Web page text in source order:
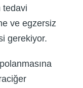
tedavi
ve egzersiz
gerekiyor.